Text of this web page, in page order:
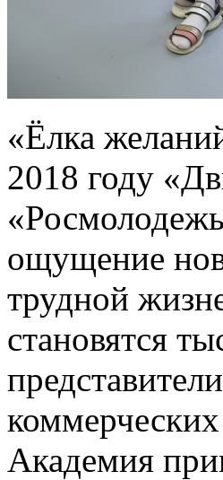
«Ёлка
2018 году
ощущение
трудной
становятся
Академия